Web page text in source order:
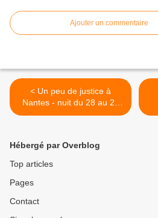
Ajouter un commentaire
< Un peu de justice à
Nantes - nuit du 28 au 29
décembre
Hébergé par Overblog
Top articles
Pages
Contact